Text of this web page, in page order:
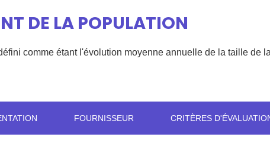
DE LA POPULATION
comme étant l'évolution moyenne annuelle de la taille de
FOURNISSEUR CRITÈRES